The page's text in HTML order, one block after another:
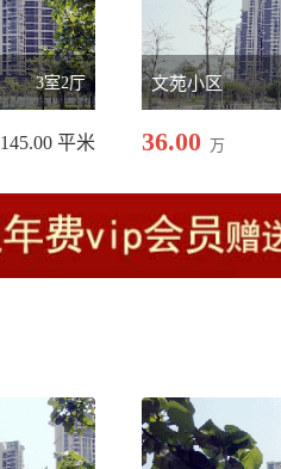
3室2厅
145.00 平米
文苑小区
36.00 万